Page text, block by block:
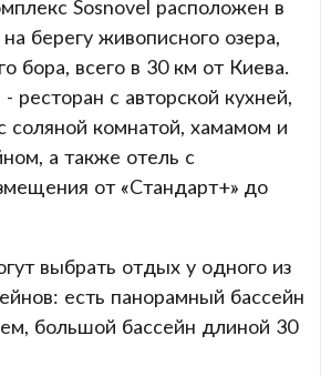
Sosnovel расположен в
берегу живописного озера,
бора, всего в 30 км от Киева.
ресторан с авторской кухней,
соляной комнатой, хамамом и
а также отель с
от «Стандарт+» до
выбрать отдых у одного из
есть панорамный бассейн
большой бассейн длиной 30